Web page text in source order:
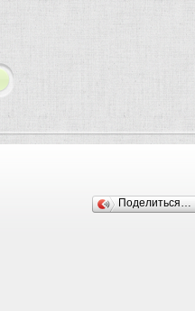
Поделиться…